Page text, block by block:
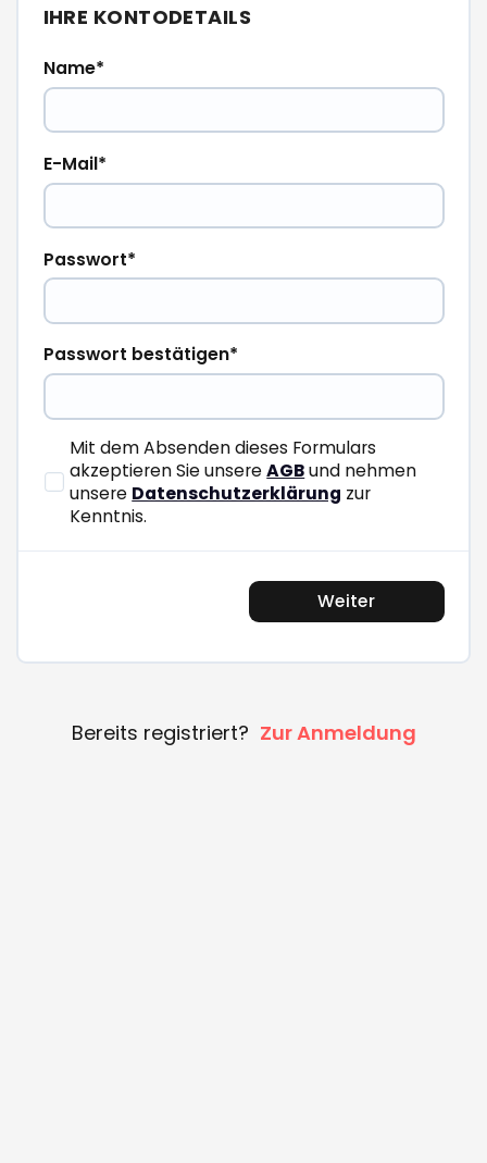
IHRE KONTODETAILS
Name
E-Mail
Passwort
Passwort bestätigen
Mit dem Absenden dieses Formulars
akzeptieren Sie unsereAGBund nehmen
unsere Datenschutzerklärung zur
Kenntnis.
Weiter
Bereits registriert? Zur Anmeldung